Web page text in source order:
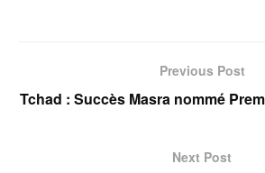
Previous Post
Tchad : Succès Masra nommé
Next Post